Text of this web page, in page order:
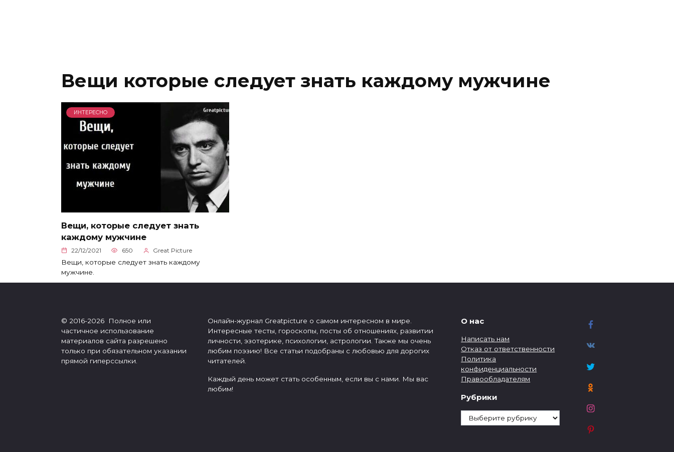
Вещи которые следует знать каждому мужчине
ИНТЕРЕСНО
Вещи, которые следует знать
каждому мужчине
22/12/2021 650 Great Picture
Вещи, которые следует знать каждому
мужчине.
© 2016-2026 Полное или
частичное использование
материалов сайта разрешено
только при обязательном указании
прямой гиперссылки.
Онлайн-журнал Greatpicture о самом интересном в мире.
Интересные тесты, гороскопы, посты об отношениях, развитии
личности, эзотерике, психологии, астрологии. Также мы очень
любим поэзию! Все статьи подобраны с любовью для дорогих
читателей.
Каждый день может стать особенным, если вы с нами. Мы вас
любим!
О нас
Написать нам
Отказ от ответственности
Политика
конфиденциальности
Правообладателям
Рубрики
Рубрики